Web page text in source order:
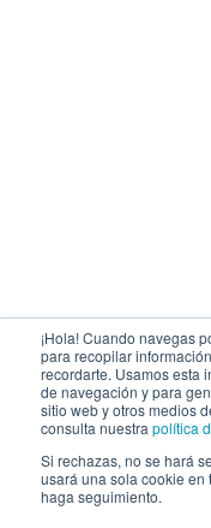
¡Hola! Cuando navegas
para recopilar
recordarte. Usamos esta
de navegación y para
sitio web y otros medios
consulta nuestra política
Si rechazas, no se hará
usará una sola cookie en
haga seguimiento.